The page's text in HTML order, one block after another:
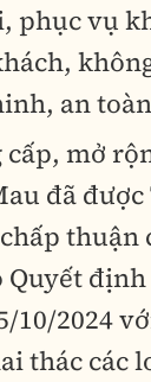
phục vụ
an
cấp, mở
đã
thuận
định
10/2024
thác các